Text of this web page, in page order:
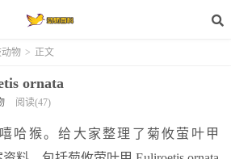
动物 > 正文
ornata
阅读(47)
猴。给大家整理了菊攸萤叶甲